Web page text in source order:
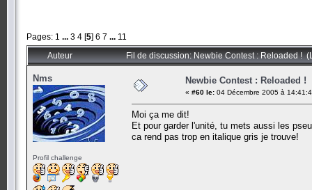
Pages: 1 ... 3 4 [5] 6 7 ... 11
Auteur Fil de discussion: Newbie Contest : Reloaded !
Nms
Profil challenge
Newbie Contest : Reloaded !
« #60 le: 04 Décembre 2005 à
Moi ça me dit!
Et pour garder l'unité, tu mets aussi les
ca rend pas trop en italique gris je trouve!